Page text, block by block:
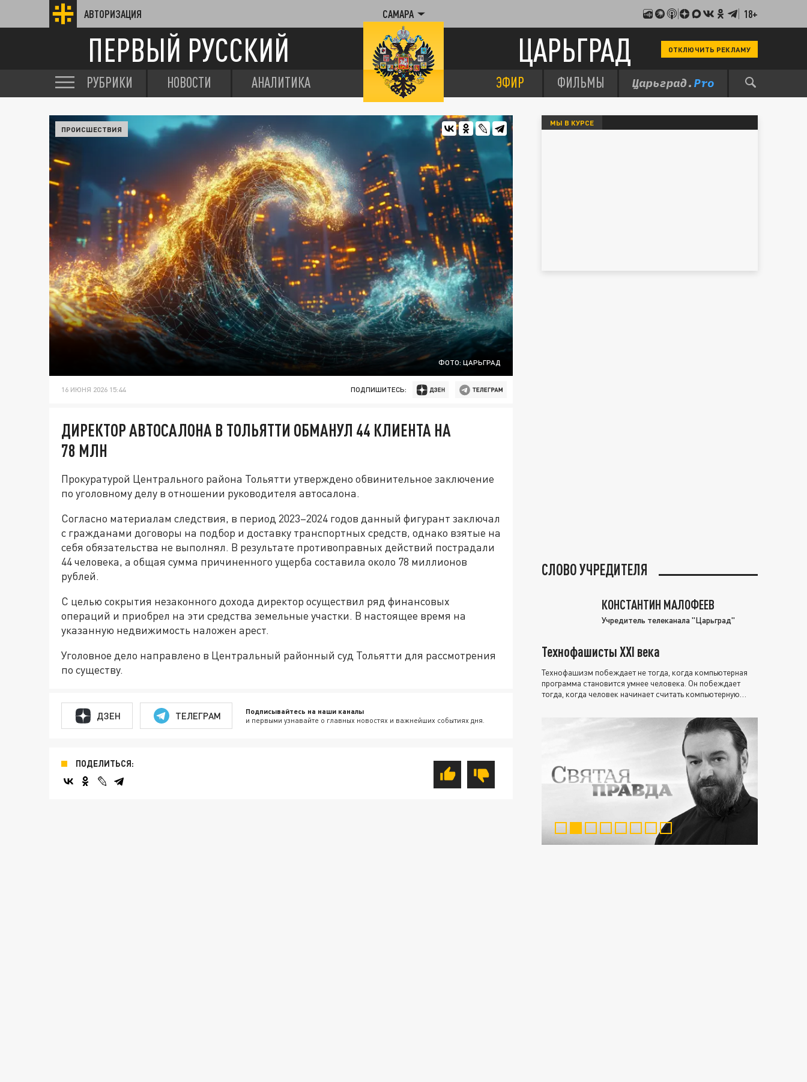
АВТОРИЗАЦИЯ САМАРА 18+
ПЕРВЫЙ РУССКИЙ ЦАРЬГРАД ОТКЛЮЧИТЬ РЕКЛАМУ
РУБРИКИ НОВОСТИ АНАЛИТИКА ЭФИР ФИЛЬМЫ
ФОТО: ЦАРЬГРАД
ПРОИСШЕСТВИЯ
16 ИЮНЯ 2026 15:44 ПОДПИШИТЕСЬ:
ДИРЕКТОР АВТОСАЛОНА В ТОЛЬЯТТИ ОБМАНУЛ 44 КЛИЕНТА НА
78 МЛН
Прокуратурой Центрального района Тольятти утверждено обвинительное заключение
по уголовному делу в отношении руководителя автосалона.
Согласно материалам следствия, в период 2023–2024 годов данный фигурант заключал
с гражданами договоры на подбор и доставку транспортных средств, однако взятые на
себя обязательства не выполнял. В результате противоправных действий пострадали
44 человека, а общая сумма причиненного ущерба составила около 78 миллионов
рублей.
С целью сокрытия незаконного дохода директор осуществил ряд финансовых
операций и приобрел на эти средства земельные участки. В настоящее время на
указанную недвижимость наложен арест.
Уголовное дело направлено в Центральный районный суд Тольятти для рассмотрения
по существу.
ДЗЕН ТЕЛЕГРАМ Подписывайтесь на наши каналы
и первыми узнавайте о главных новостях и важнейших событиях дня.
ПОДЕЛИТЬСЯ:
МЫ В КУРСЕ
СЛОВО УЧРЕДИТЕЛЯ
КОНСТАНТИН МАЛОФЕЕВ
Учредитель телеканала "Царьград"
Технофашисты XXI века
Технофашизм побеждает не тогда, когда компьютерная
программа становится умнее человека. Он побеждает
тогда, когда человек начинает считать компьютерную